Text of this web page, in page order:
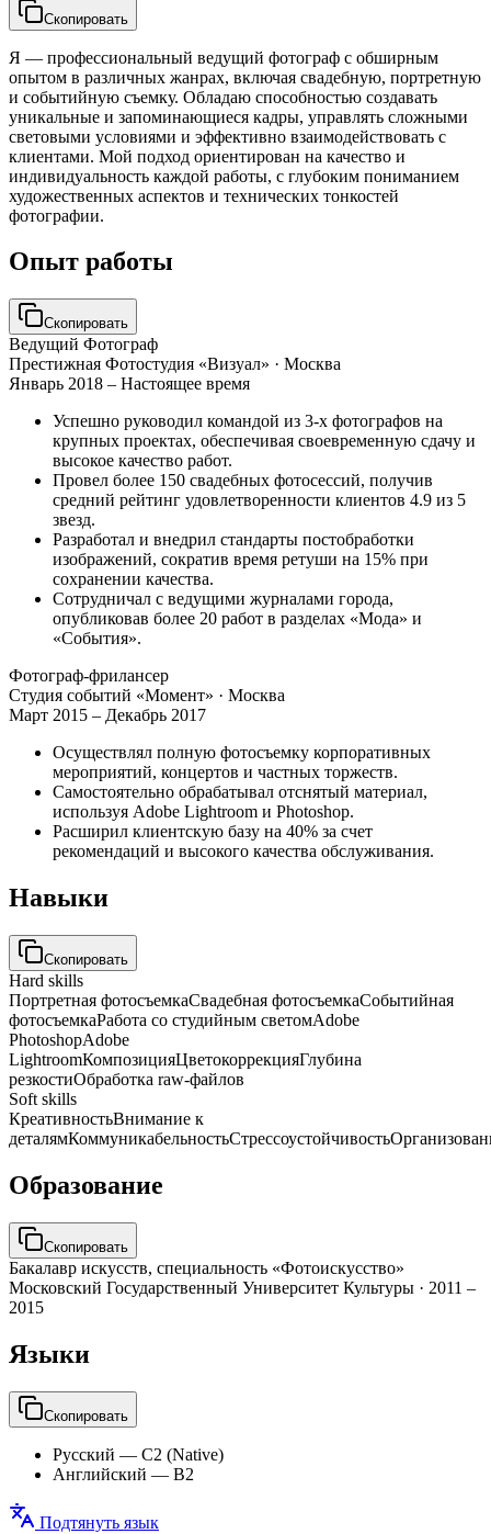
Скопировать
Я — профессиональный ведущий фотограф с обширным
опытом в различных жанрах, включая свадебную, портретную
и событийную съемку. Обладаю способностью создавать
уникальные и запоминающиеся кадры, управлять сложными
световыми условиями и эффективно взаимодействовать с
клиентами. Мой подход ориентирован на качество и
индивидуальность каждой работы, с глубоким пониманием
художественных аспектов и технических тонкостей
фотографии.
Опыт работы
Скопировать
Ведущий Фотограф
Престижная Фотостудия «Визуал» · Москва
Январь 2018 – Настоящее время
Успешно руководил командой из 3-х фотографов на
крупных проектах, обеспечивая своевременную сдачу и
высокое качество работ.
Провел более 150 свадебных фотосессий, получив
средний рейтинг удовлетворенности клиентов 4.9 из 5
звезд.
Разработал и внедрил стандарты постобработки
изображений, сократив время ретуши на 15% при
сохранении качества.
Сотрудничал с ведущими журналами города,
опубликовав более 20 работ в разделах «Мода» и
«События».
Фотограф-фрилансер
Студия событий «Момент» · Москва
Март 2015 – Декабрь 2017
Осуществлял полную фотосъемку корпоративных
мероприятий, концертов и частных торжеств.
Самостоятельно обрабатывал отснятый материал,
используя Adobe Lightroom и Photoshop.
Расширил клиентскую базу на 40% за счет
рекомендаций и высокого качества обслуживания.
Навыки
Скопировать
Hard skills
Портретная фотосъемкаСвадебная фотосъемкаСобытийная
фотосъемкаРабота со студийным светомAdobe
PhotoshopAdobe
LightroomКомпозицияЦветокоррекцияГлубина
резкостиОбработка raw-файлов
Soft skills
КреативностьВнимание к
деталямКоммуникабельностьСтрессоустойчивость
Образование
Скопировать
Бакалавр искусств, специальность «Фотоискусство»
Московский Государственный Университет Культуры · 2011 –
2015
Языки
Скопировать
Русский — C2 (Native)
Английский — B2
Подтянуть язык